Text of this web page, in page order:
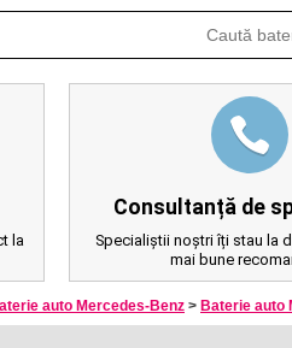
la
Consultanță de
Specialiștii noștri îți stau la
mai bune
auto Mercedes-Benz > Baterie auto